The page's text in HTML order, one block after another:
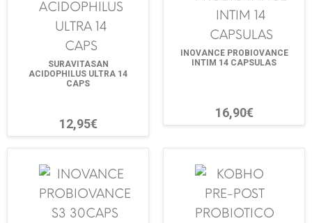
SURAVITASAN
ACIDOPHILUS ULTRA 14
CAPS
12,95€
INOVANCE PROBIOVANCE
INTIM 14 CAPSULAS
16,90€